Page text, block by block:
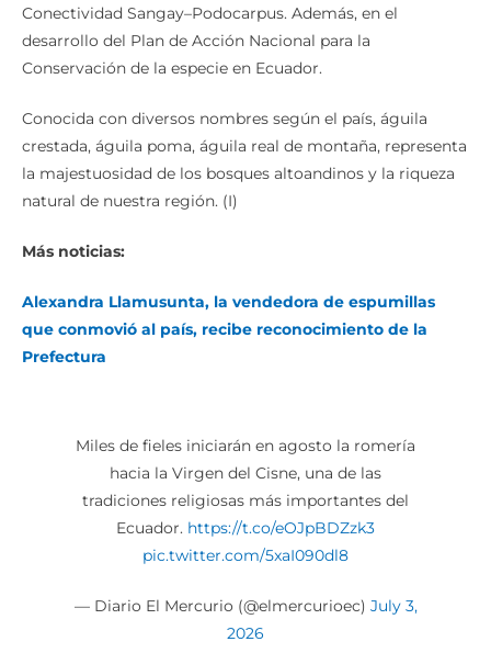
Conectividad Sangay–Podocarpus. Además, en el
desarrollo del Plan de Acción Nacional para la
Conservación de la especie en Ecuador.
Conocida con diversos nombres según el país, águila
crestada, águila poma, águila real de montaña, representa
la majestuosidad de los bosques altoandinos y la riqueza
natural de nuestra región. (I)
Más noticias:
Alexandra Llamusunta, la vendedora de espumillas
que conmovió al país, recibe reconocimiento de la
Prefectura
Miles de fieles iniciarán en agosto la romería
hacia la Virgen del Cisne, una de las
tradiciones religiosas más importantes del
Ecuador. https://t.co/eOJpBDZzk3
pic.twitter.com/5xaI090dl8
— Diario El Mercurio (@elmercurioec) July 3,
2026